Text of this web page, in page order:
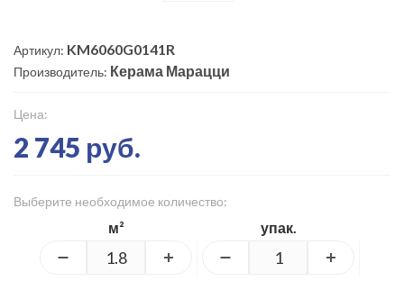
Артикул: KM6060G0141R
Производитель: Керама Марацци
Цена:
2 745 руб.
Выберите необходимое количество:
м² упак.